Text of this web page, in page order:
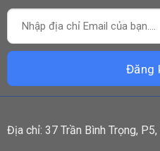
Địa chỉ: 37 Trần Bình Trọng,